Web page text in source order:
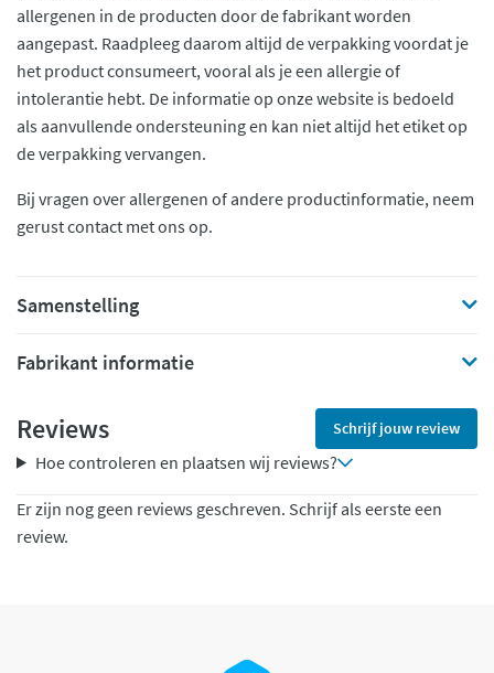
allergenen in de producten door de fabrikant worden
aangepast. Raadpleeg daarom altijd de verpakking voordat je
het product consumeert, vooral als je een allergie of
intolerantie hebt. De informatie op onze website is bedoeld
als aanvullende ondersteuning en kan niet altijd het etiket op
de verpakking vervangen.
Bij vragen over allergenen of andere productinformatie, neem
gerust contact met ons op.
Samenstelling
Fabrikant informatie
Reviews Schrijf jouw review
Hoe controleren en plaatsen wij reviews?
Er zijn nog geen reviews geschreven. Schrijf als eerste een
review.